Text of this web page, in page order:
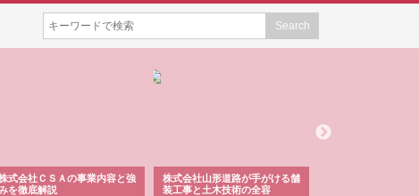
式会社ＣＳＡの事業内容と強
を徹底解説
株式会社山形道路が手がける舗
装工事と土木技術の全容